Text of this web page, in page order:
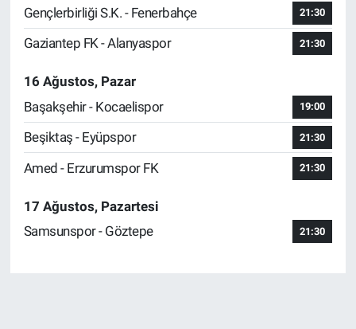
Gençlerbirliği S.K. - Fenerbahçe 21:30
Gaziantep FK - Alanyaspor 21:30
16 Ağustos, Pazar
Başakşehir - Kocaelispor
19:00
Beşiktaş - Eyüpspor 21:30
Amed - Erzurumspor FK 21:30
17 Ağustos, Pazartesi
Samsunspor - Göztepe
21:30